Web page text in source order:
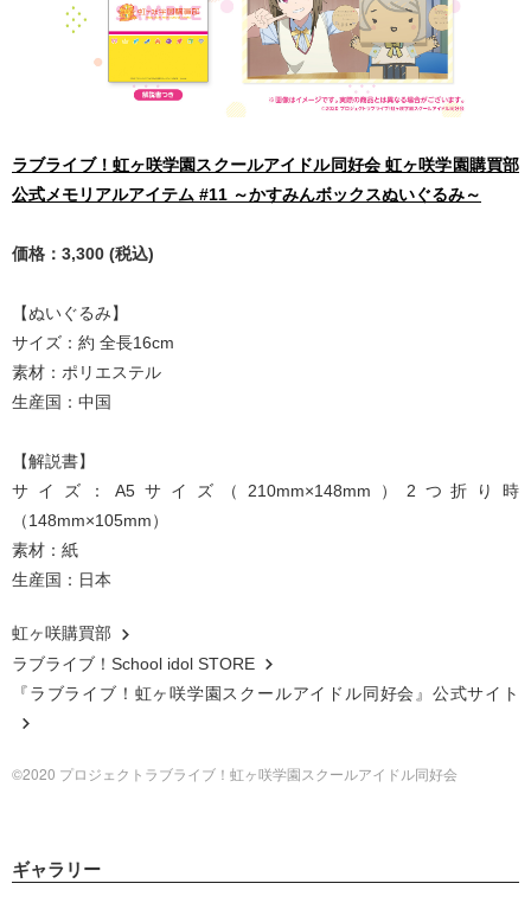
ラブライブ！虹ヶ咲学園スクールアイドル同好会 虹ヶ咲学園購買部
公式メモリアルアイテム #11 ～かすみんボックスぬいぐるみ～
価格：3,300 (税込)
【ぬいぐるみ】
サイズ：約 全長16cm
素材：ポリエステル
生産国：中国
【解説書】
サイズ：A5サイズ（210mm×148mm）2つ折り時
（148mm×105mm）
素材：紙
生産国：日本
虹ヶ咲購買部
ラブライブ！School idol STORE
『ラブライブ！虹ヶ咲学園スクールアイドル同好会』公式サイト
©2020 プロジェクトラブライブ！虹ヶ咲学園スクールアイドル同好会
ギャラリー